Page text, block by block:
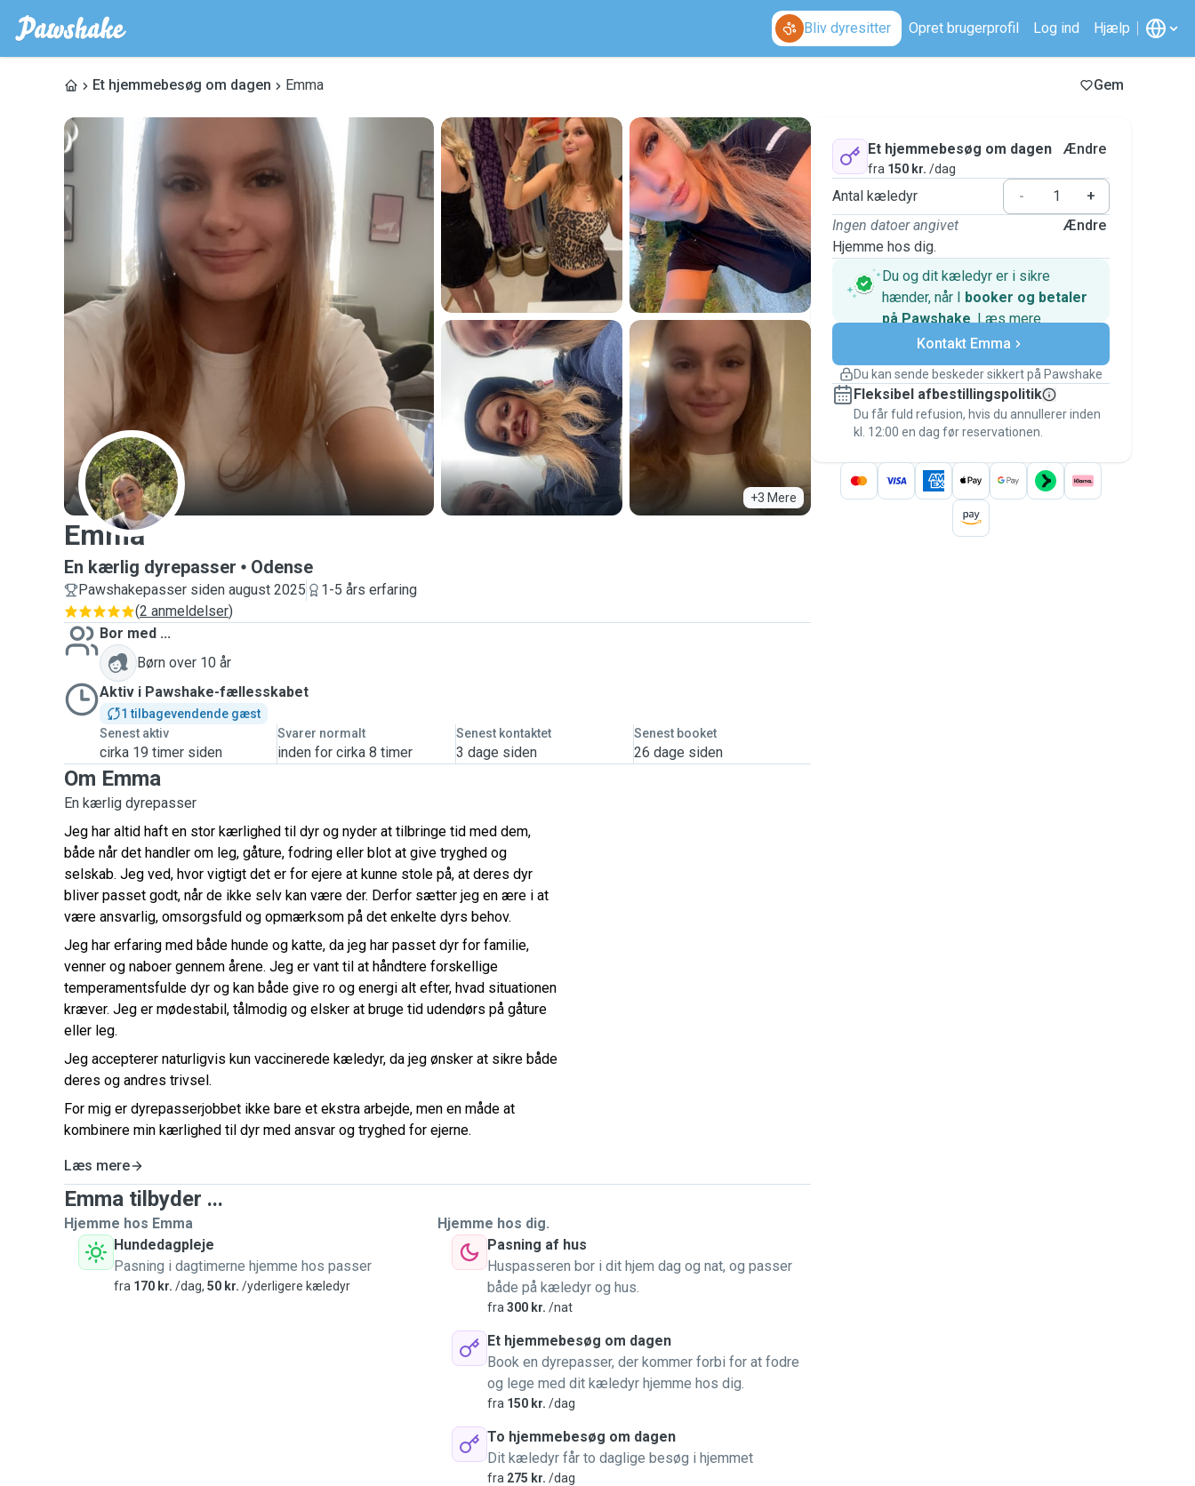
Bliv dyresitter Opret brugerprofil Log ind Hjælp
Et hjemmebesøg om dagen Emma Gem
+3 Mere
E
Emma
En kærlig dyrepasser Odense
Pawshakepasser siden august 2025
1-5 års erfaring
(2 anmeldelser)
Bor med ...
Børn over 10 år
Aktiv i Pawshake-fællesskabet
1 tilbagevendende gæst
Senest aktiv
cirka 19 timer siden
Svarer normalt
inden for cirka 8 timer
Senest kontaktet
3 dage siden
Senest booket
26 dage siden
Om Emma
En kærlig dyrepasser
Jeg har altid haft en stor kærlighed til dyr og nyder at tilbringe tid med dem,
både når det handler om leg, gåture, fodring eller blot at give tryghed og
selskab. Jeg ved, hvor vigtigt det er for ejere at kunne stole på, at deres dyr
bliver passet godt, når de ikke selv kan være der. Derfor sætter jeg en ære i at
være ansvarlig, omsorgsfuld og opmærksom på det enkelte dyrs behov.
Jeg har erfaring med både hunde og katte, da jeg har passet dyr for familie,
venner og naboer gennem årene. Jeg er vant til at håndtere forskellige
temperamentsfulde dyr og kan både give ro og energi alt efter, hvad situationen
kræver. Jeg er mødestabil, tålmodig og elsker at bruge tid udendørs på gåture
eller leg.
Jeg accepterer naturligvis kun vaccinerede kæledyr, da jeg ønsker at sikre både
deres og andres trivsel.
For mig er dyrepasserjobbet ikke bare et ekstra arbejde, men en måde at
kombinere min kærlighed til dyr med ansvar og tryghed for ejerne.
Læs mere
Emma tilbyder ...
Hjemme hos Emma
Hundedagpleje
Pasning i dagtimerne hjemme hos passer
fra 170 kr. /dag, 50 kr. /yderligere kæledyr
Hjemme hos dig.
Pasning af hus
Huspasseren bor i dit hjem dag og nat, og passer
både på kæledyr og hus.
fra 300 kr. /nat
Et hjemmebesøg om dagen
Book en dyrepasser, der kommer forbi for at fodre
og lege med dit kæledyr hjemme hos dig.
fra 150 kr. /dag
To hjemmebesøg om dagen
Dit kæledyr får to daglige besøg i hjemmet
fra 275 kr. /dag
Et hjemmebesøg om dagen
fra 150 kr. /dag
Ændre
Antal kæledyr -
+
Ingen datoer angivet
Hjemme hos dig.
Ændre
Du og dit kæledyr er i sikre
hænder, når I booker og betaler
på Pawshake. Læs mere
Sikre betalinger
Support, hvis planerne ændrer
Dækkede bookinger
Hold alt på Pawshake – fra den første
besked til betalingen – for at være dækket
af Pawshake-garantien.
Kontakt Emma
Du kan sende beskeder sikkert på Pawshake
Fleksibel afbestillingspolitik
Du får fuld refusion, hvis du annullerer inden
kl. 12:00 en dag før reservationen.